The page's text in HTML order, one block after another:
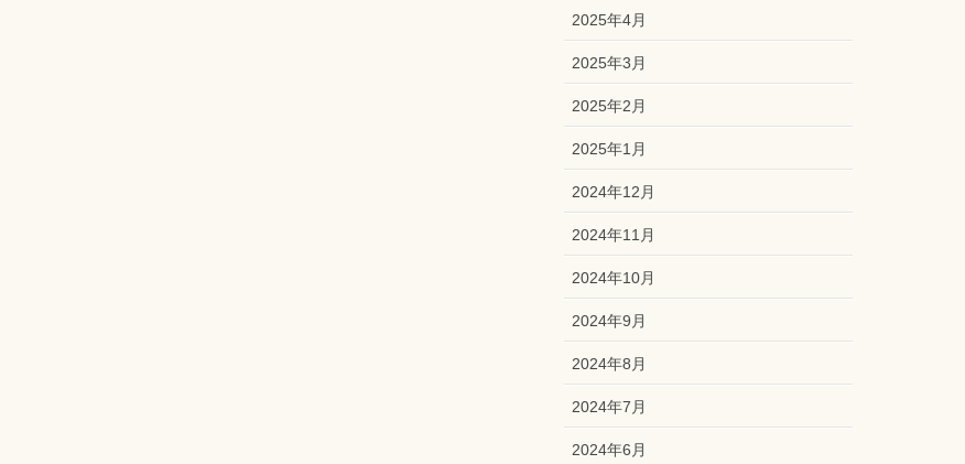
2025年4月
2025年3月
2025年2月
2025年1月
2024年12月
2024年11月
2024年10月
2024年9月
2024年8月
2024年7月
2024年6月